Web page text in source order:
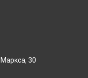
в
в
в
вЛипецке
30